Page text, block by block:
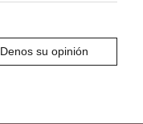
Denos su opinión